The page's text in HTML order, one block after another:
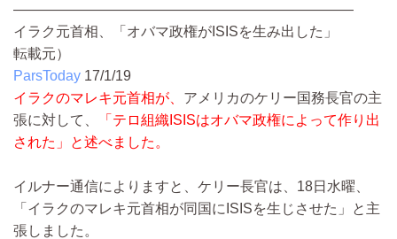
————————————————————————
イラク元首相、「オバマ政権がISISを生み出した」
転載元）
ParsToday 17/1/19
イラクのマレキ元首相が、 アメリカのケリー国務長官の主
張に対して、
「テロ組織ISISはオバマ政権によって作り出
された」と述べました。
イルナー通信によりますと、ケリー長官は、18日水曜、
「イラクのマレキ元首相が同国にISISを生じさせた」と主
張しました。